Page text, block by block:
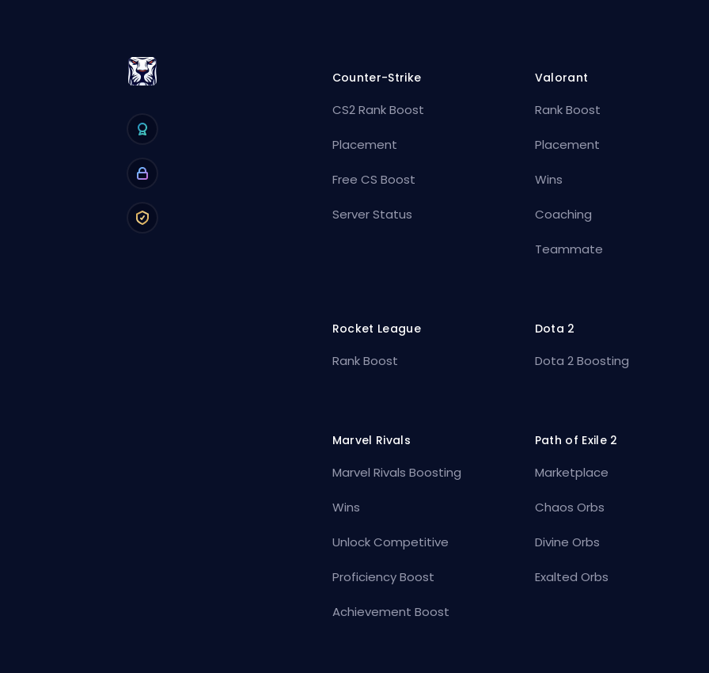
Counter-Strike
CS2 Rank Boost
Placement
Free CS Boost
Server Status
Valorant
Rank Boost
Placement
Wins
Coaching
Teammate
Rocket League
Rank Boost
Dota 2
Dota 2 Boosting
Marvel Rivals
Marvel Rivals Boosting
Wins
Unlock Competitive
Proficiency Boost
Achievement Boost
Path of Exile 2
Marketplace
Chaos Orbs
Divine Orbs
Exalted Orbs